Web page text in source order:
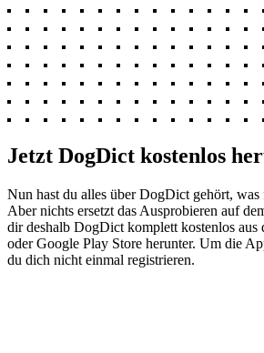
Jetzt DogDict kostenlos
Nun hast du alles über DogDict gehört,
Aber nichts ersetzt das Ausprobieren auf
dir deshalb DogDict komplett kostenlos aus
oder Google Play Store herunter. Um die
du dich nicht einmal registrieren.